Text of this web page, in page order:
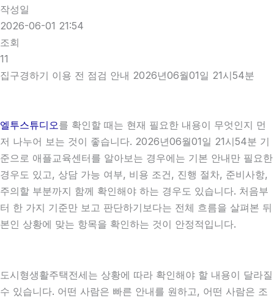
작성일
2026-06-01 21:54
조회
11
집구경하기 이용 전 점검 안내 2026년06월01일 21시54분
엘투스튜디오를 확인할 때는 현재 필요한 내용이 무엇인지 먼
저 나누어 보는 것이 좋습니다. 2026년06월01일 21시54분 기
준으로 애플교육센터를 알아보는 경우에는 기본 안내만 필요한
경우도 있고, 상담 가능 여부, 비용 조건, 진행 절차, 준비사항,
주의할 부분까지 함께 확인해야 하는 경우도 있습니다. 처음부
터 한 가지 기준만 보고 판단하기보다는 전체 흐름을 살펴본 뒤
본인 상황에 맞는 항목을 확인하는 것이 안정적입니다.
도시형생활주택전세는 상황에 따라 확인해야 할 내용이 달라질
수 있습니다. 어떤 사람은 빠른 안내를 원하고, 어떤 사람은 조